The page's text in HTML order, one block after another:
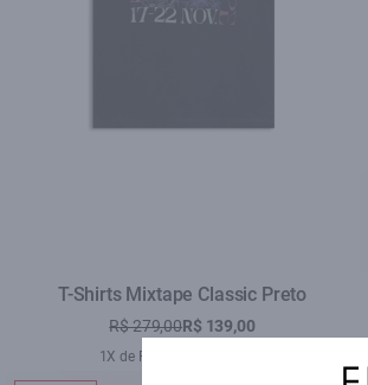
T-Shirts Mixtape Classic Preto
R$ 279,00R$ 139,00
1X de R$ 139,00 sem juros